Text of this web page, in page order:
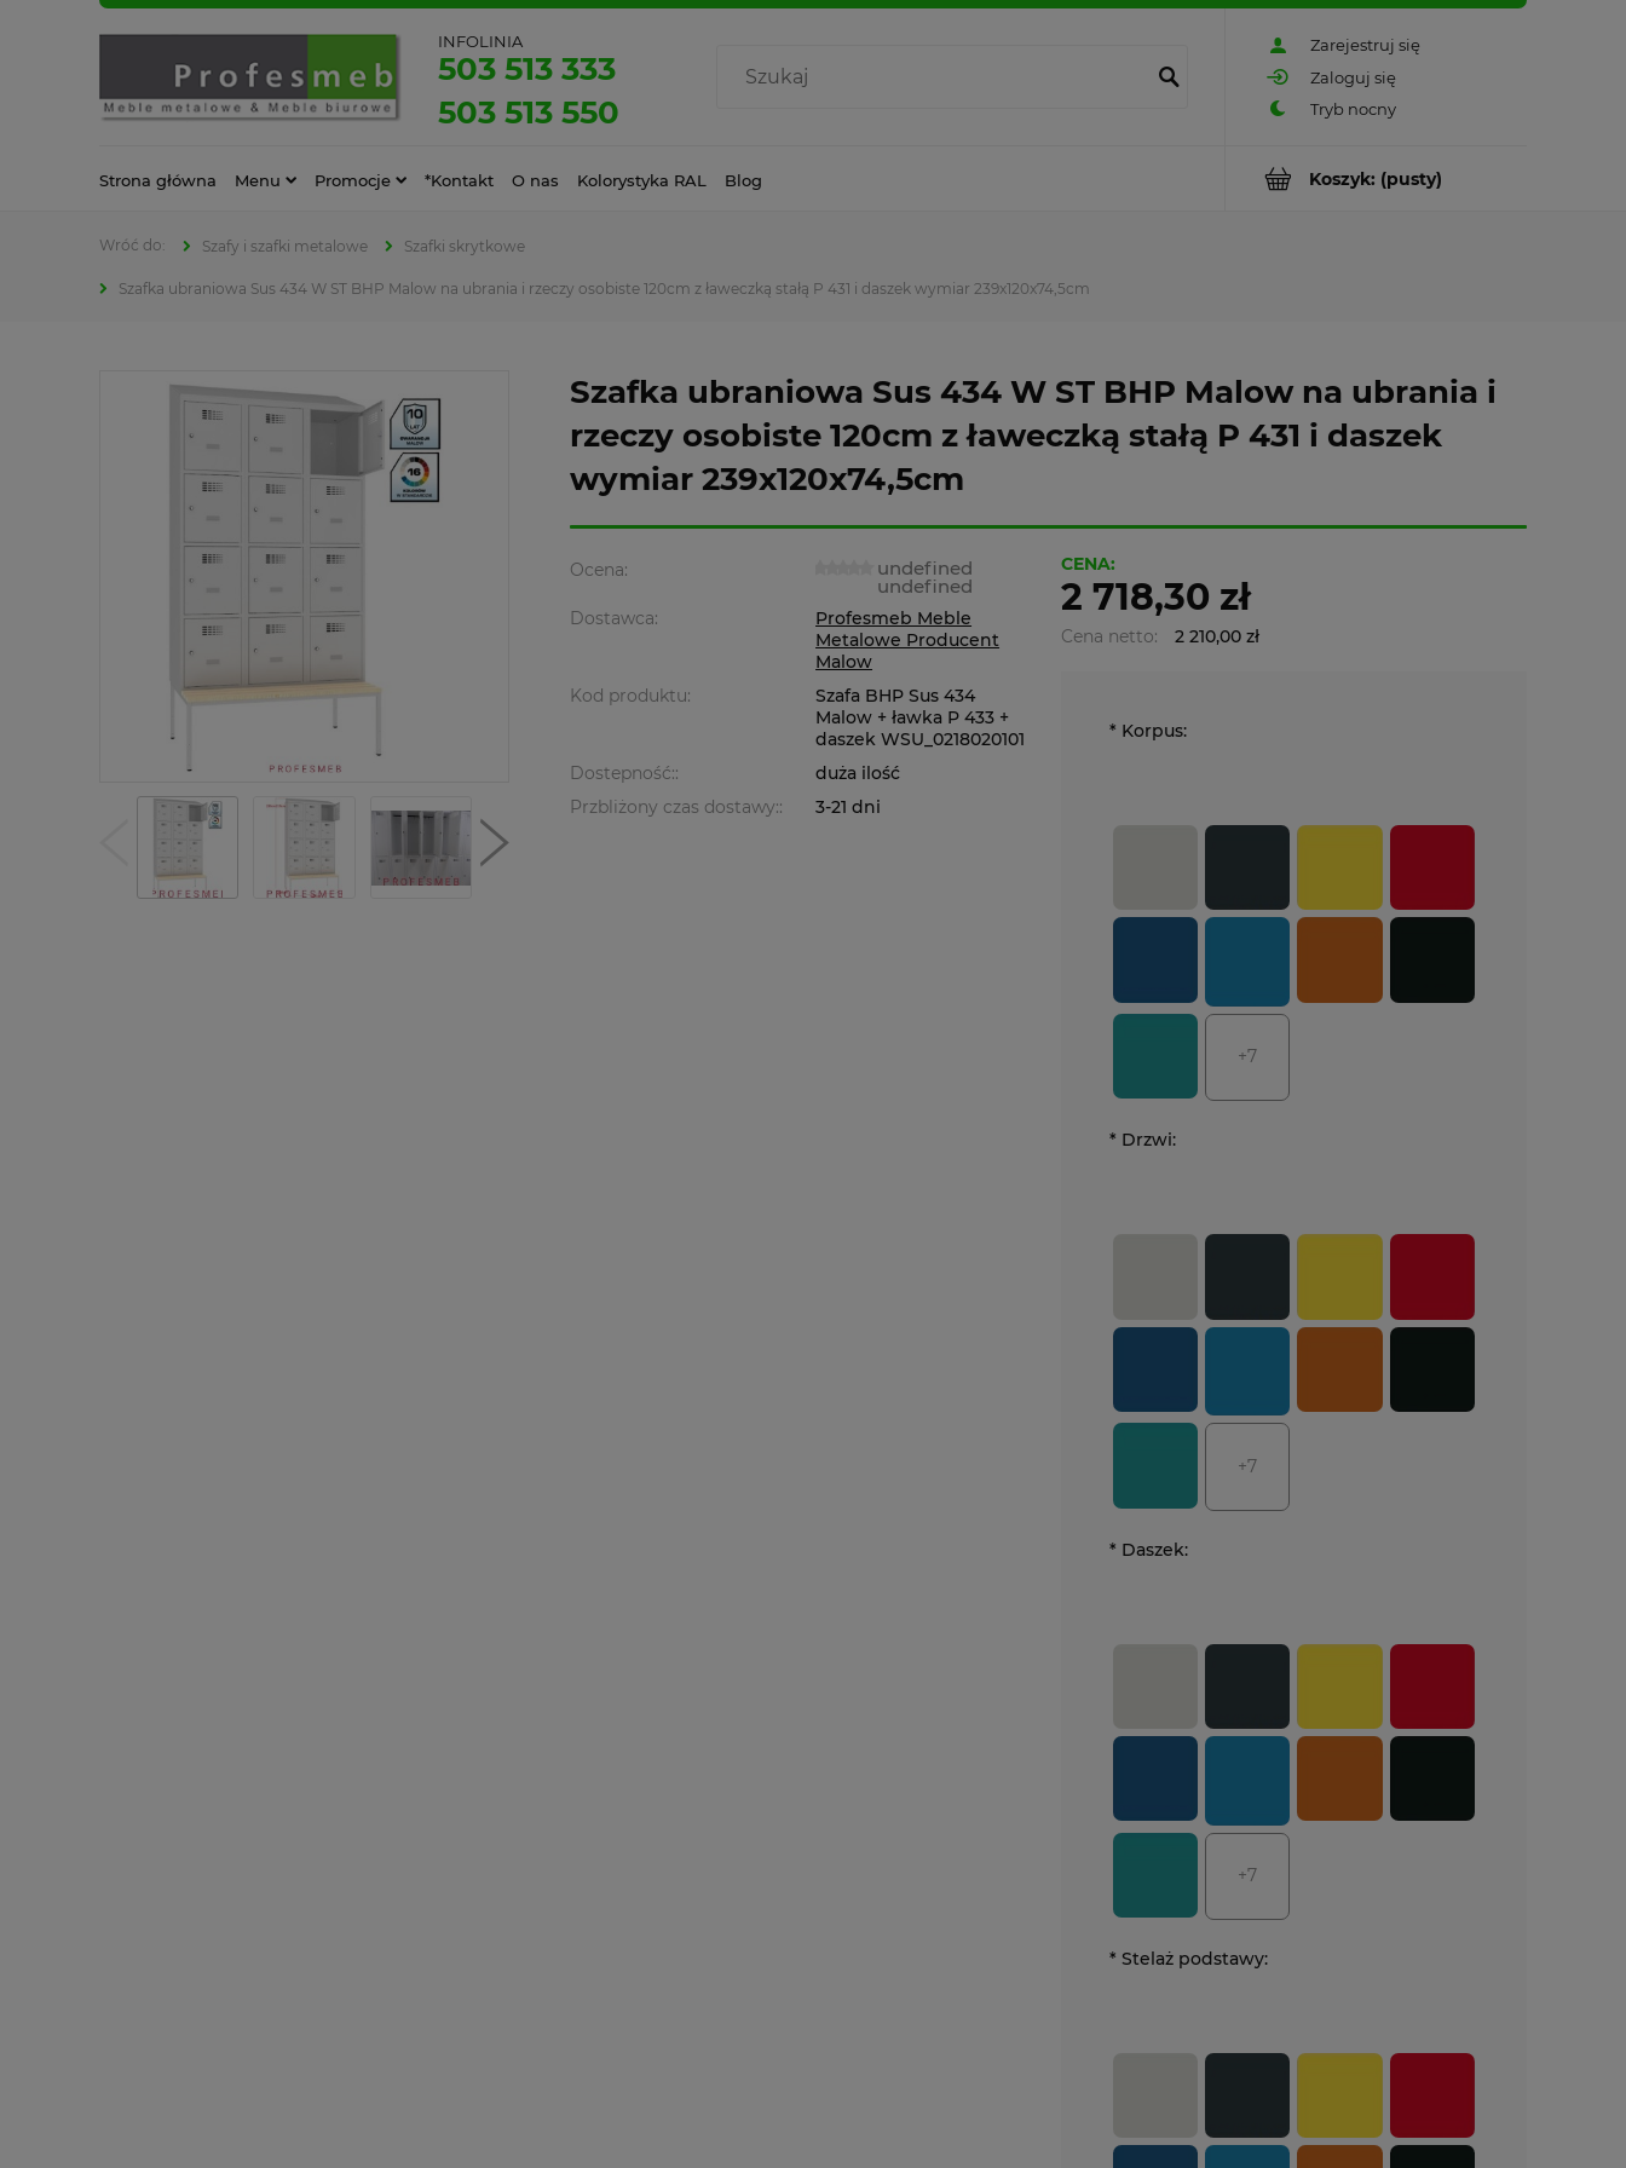
Zarejestruj się
Zaloguj się
INFOLINIA
503 513 333
503 513 550
Koszyk: (pusty)
Strona główna Menu Promocje *Kontakt O nas Kolorystyka RAL Blog
Szafy i szafki metalowe Szafki skrytkowe
Szafka ubraniowa Sus 434 W ST BHP Malow na ubrania i rzeczy osobiste 120cm z ławeczką stałą P 431 i daszek wymiar 239x120x74,5cm
Szafka ubraniowa Sus 434 W ST BHP Malow na ubrania i
rzeczy osobiste 120cm z ławeczką stałą P 431 i daszek
wymiar 239x120x74,5cm
Ocena: undefined
undefined
Dostawca:
Profesmeb Meble
Metalowe Producent
Malow
Kod produktu:
Szafa BHP Sus 434
Malow + ławka P 433 +
daszek WSU_0218020101
Dostepność::
duża ilość
Przbliżony czas dostawy::
3-21 dni
CENA:
2 718,30 zł
Cena netto: 2 210,00 zł
* Korpus:
+7
* Drzwi:
+7
* Daszek:
+7
* Stelaż podstawy: